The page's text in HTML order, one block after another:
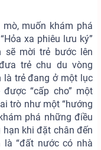
muốn khám phá
xa phiêu lưu ký”
sẽ mời trẻ bước lên
trẻ chu du vòng
là trẻ đang ở một lục
“cấp cho” một
trò như một “hướng
phá những điều
hạn khi đặt chân đến
là “đất nước có nhà